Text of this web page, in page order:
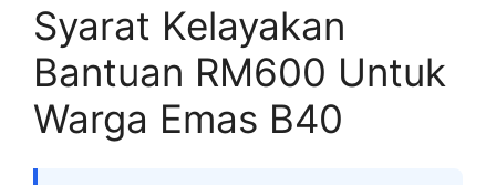
Syarat Kelayakan
Bantuan RM600 Untuk
Warga Emas B40